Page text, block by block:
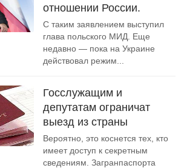
отношении России.
С таким заявлением выступил
глава польского МИД. Еще
недавно — пока на Украине
действовал режим...
Госслужащим и
депутатам ограничат
выезд из страны
Вероятно, это коснется тех, кто
имеет доступ к секретным
сведениям. Загранпаспорта